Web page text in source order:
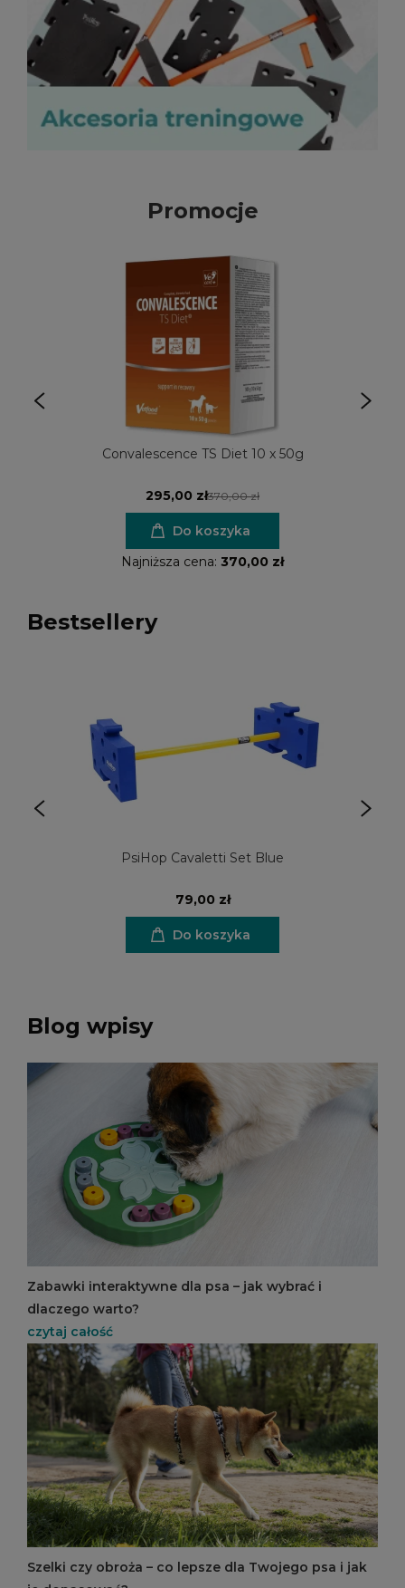
Promocje
Convalescence TS Diet 10 x 50g
295,00 zł370,00 zł
Najniższa cena: 370,00 zł
Do koszyka
Bestsellery
PsiHop Cavaletti Set Blue
79,00 zł
Do koszyka
Blog wpisy
Zabawki interaktywne dla psa – jak wybrać i
dlaczego warto?
czytaj całość
Szelki czy obroża – co lepsze dla Twojego psa i jak